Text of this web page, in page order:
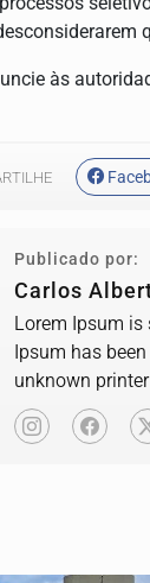
às
Publicado por:
Carlos
Lorem Ipsum
Ipsum has
unknown
book.